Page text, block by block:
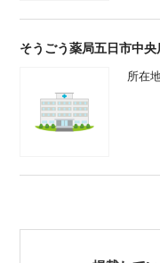
そうごう薬局五日市中央
所在